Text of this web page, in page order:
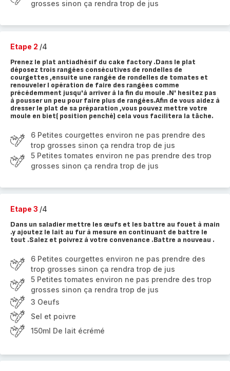
grosses sinon ça rendra trop de jus
Etape 2 /4
Prenez le plat antiadhésif du cake factory .Dans le plat
déposez trois rangées consécutives de rondelles de
courgettes ,ensuite une rangée de rondelles de tomates et
renouveler l opération de faire des rangées comme
précédemment jusqu'à arriver à la fin du moule .N' hesitez pas
à pousser un peu pour faire plus de rangées.Afin de vous aidez à
dresser le plat de sa préparation ,vous pouvez mettre votre
moule en biet( position penché) cela vous facilitera la tâche.
6 Petites courgettes environ ne pas prendre des
trop grosses sinon ça rendra trop de jus
5 Petites tomates environ ne pas prendre des trop
grosses sinon ça rendra trop de jus
Etape 3 /4
Dans un saladier mettre les œufs et les battre au fouet à main
.y ajoutez le lait au fur à mesure en continuant de battre le
tout .Salez et poivrez à votre convenance .Battre a nouveau .
6 Petites courgettes environ ne pas prendre des
trop grosses sinon ça rendra trop de jus
5 Petites tomates environ ne pas prendre des trop
grosses sinon ça rendra trop de jus
3 Oeufs
Sel et poivre
150ml De lait écrémé